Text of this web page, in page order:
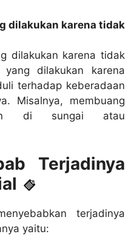
dilakukan karena tidak
dilakukan karena tidak
dilakukan karena
terhadap keberadaan
Misalnya, membuang
di sungai atau
Terjadinya
terjadinya
yaitu: